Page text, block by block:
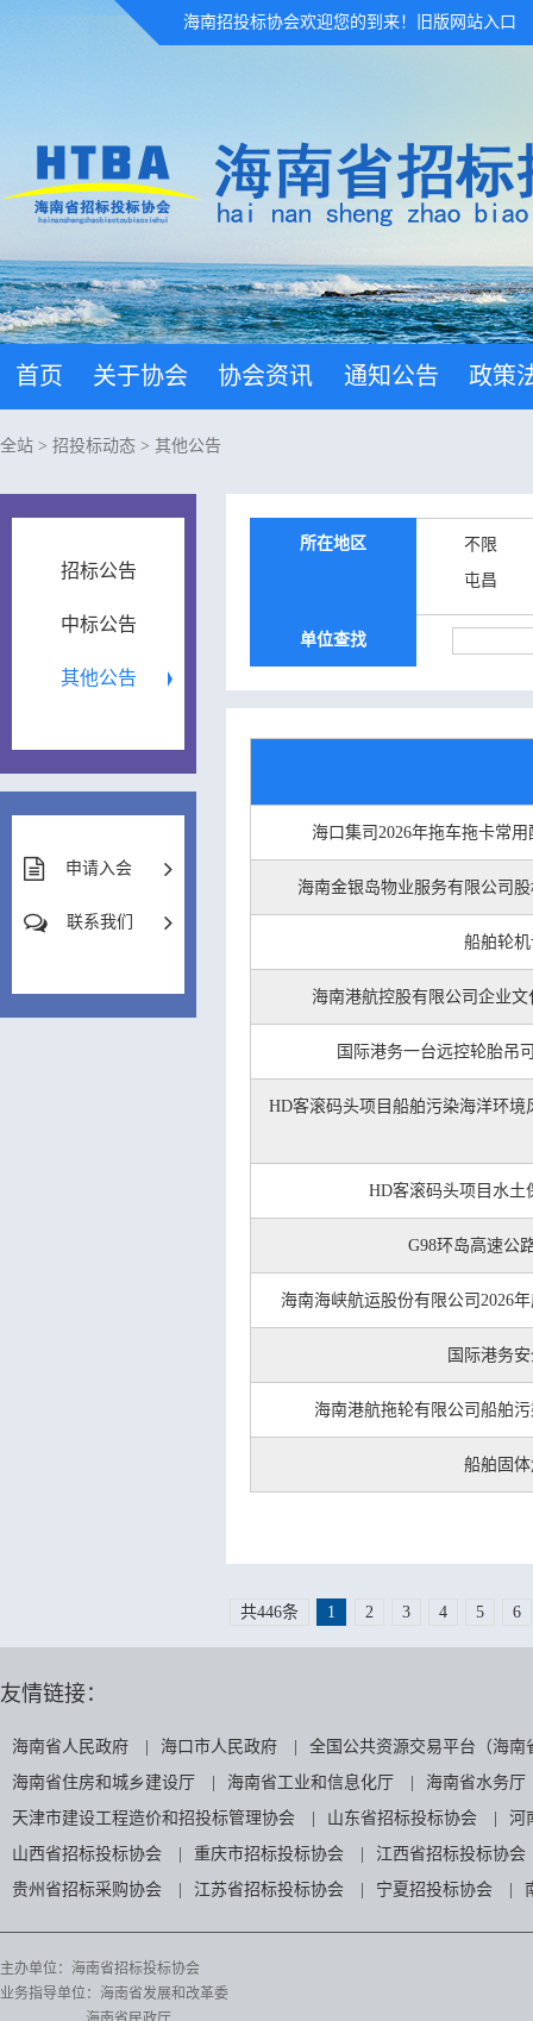
海南招投标协会欢迎您的到来！ 旧版网站入口
首页 关于协会 协会资讯 通知公告 政策
全站 > 招投标动态 > 其他公告
招标公告
中标公告
其他公告
申请入会
联系我们
所在地区
不限
屯昌
单位查找
海口集司2026年拖车拖卡常
海南金银岛物业服务有限公司
船舶轮
海南港航控股有限公司企业
国际港务一台远控轮胎吊
HD客滚码头项目船舶污染海洋环
HD客滚码头项目水土
G98环岛高速公
海南海峡航运股份有限公司2026
国际港务
海南港航拖轮有限公司船舶
船舶固
共446条 1 2 3 4 5 6
友情链接：
海南省人民政府 海口市人民政府
全国公共资源交易平台（海南
海南省住房和城乡建设厅
海南省工业和信息化厅
海南省水务厅
天津市建设工程造价和招投标管理协会
山东省招标投标协会
河
山西省招标投标协会
重庆市招标投标协会
江西省招标投标协会
贵州省招标采购协会
江苏省招标投标协会 宁夏招投标协会
主办单位：海南省招标投标协会
业务指导单位：海南省发展和改革委